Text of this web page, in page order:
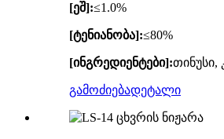
[ეშ]:≤1.0%
[ტენიანობა]:≤80%
[ინგრედიენტები]:თინუსი,
გამოძიებადეტალი